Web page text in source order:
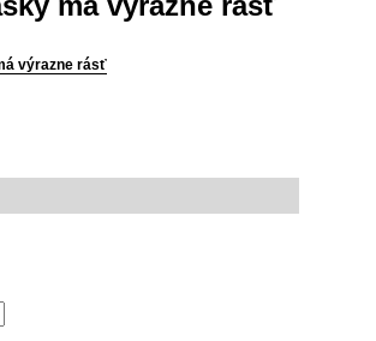
výrazne rásť